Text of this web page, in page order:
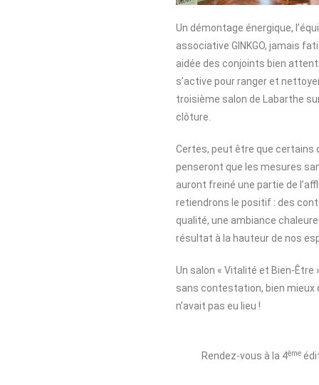
Un démontage énergique,
associative GINKGO, jamais
aidée des conjoints bien
s’active pour ranger et
troisième salon de Labarthe
clôture.
Certes, peut être que certains
penseront que les mesures
auront freiné une partie de
retiendrons le positif : des
qualité, une ambiance
résultat à la hauteur de nos
Un salon « Vitalité et Bien-Être
sans contestation, bien mieux
n’avait pas eu lieu !
Rendez-vous à la 4ème